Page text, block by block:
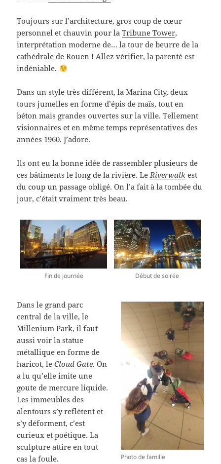
Toujours sur l’architecture, gros coup de cœur
personnel et chauvin pour laTribune Tower,
interprétation moderne de… la tour de beurre de la
cathédrale de Rouen ! Allez vérifier, la parenté est
indéniable.
Dans un style très différent, laMarina City, deux
tours jumelles en forme d’épis de maïs, tout en
béton mais grandes ouvertes sur la ville. Tellement
visionnaires et en même temps représentatives des
années 1960. J’adore.
Ils ont eu la bonne idée de rassembler plusieurs de
ces bâtiments le long de la rivière. LeRiverwalk est
du coup un passage obligé. On l’a fait à la tombée du
jour, c’était vraiment très beau.
Fin de journée Début de soirée
Photo de famille
Dans le grand parc
central de la ville, le
Millenium Park, il faut
aussi voir la statue
métallique en forme de
haricot, leCloud Gate. On
a lu qu’elle imite une
goute de mercure liquide.
Les immeubles des
alentours s’y reflètent et
s’y déforment, c’est
curieux et poétique. La
sculpture attire en tout
cas la foule.